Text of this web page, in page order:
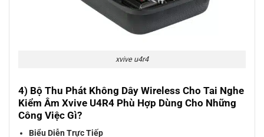
xvive u4r4
4) Bộ Thu Phát Không Dây Wireless Cho Tai Nghe
Kiểm Âm Xvive U4R4 Phù Hợp Dùng Cho Những
Công Việc Gì?
Biểu Diễn Trực Tiếp